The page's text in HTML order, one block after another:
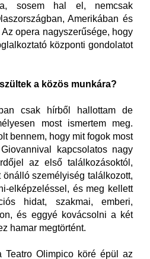
sosem hal el, nemcsak
Amerikában és
opera nagyszerűsége, hogy
központi gondolatot
a közös munkára?
csak hírből hallottam de
most ismertem meg.
bennem, hogy mit fogok most
kapcsolatos nagy
az első találkozásoktól,
személyiség találkozott,
elképzeléssel, és meg kellett
hidat, szakmai, emberi,
és eggyé kovácsolni a két
hamar megtörtént.
Teatro Olimpico köré épül az